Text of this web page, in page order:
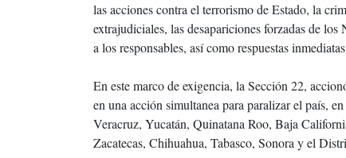
las acciones contra el terrorismo de Estado, la
extrajudiciales, las desapariciones forzadas de
a los responsables, así como respuestas
En este marco de exigencia, la Sección 22,
en una acción simultanea para paralizar el país,
Veracruz, Yucatán, Quinatana Roo, Baja
Zacatecas, Chihuahua, Tabasco, Sonora y el